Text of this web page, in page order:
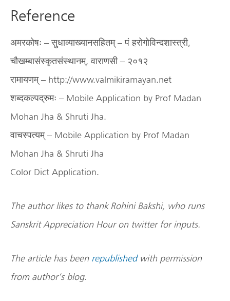
Reference
अमरकोषः – सुधाव्याख्यानसहितम् – पं हरोगोविन्दशास्त्री,
चौखम्बासंस्कृतसंस्थानम्, वाराणसी – २०१२
रामायणम् – http://www.valmikiramayan.net
शब्दकल्पद्रुमः – Mobile Application by Prof Madan
Mohan Jha & Shruti Jha.
वाचस्पत्यम् – Mobile Application by Prof Madan
Mohan Jha & Shruti Jha
Color Dict Application.
The author likes to thank Rohini Bakshi, who runs
Sanskrit Appreciation Hour on twitter for inputs.
The article has been republishedwith permission
from author’s blog.